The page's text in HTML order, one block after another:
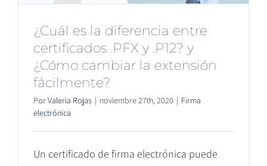
¿Cuál es la diferencia entre
certificados .PFX y .P12? y
¿Cómo cambiar la extensión
fácilmente?
PorValeria Rojas | noviembre 27th, 2020 | Firma
electrónica
Un certificado de firma electrónica puede